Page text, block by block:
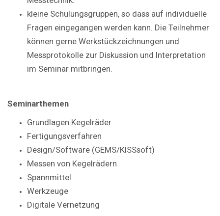
kleine Schulungsgruppen, so dass auf individuelle
Fragen eingegangen werden kann. Die Teilnehmer
können gerne Werkstückzeichnungen und
Messprotokolle zur Diskussion und Interpretation
im Seminar mitbringen.
Seminarthemen
Grundlagen Kegelräder
Fertigungsverfahren
Design/Software (GEMS/KISSsoft)
Messen von Kegelrädern
Spannmittel
Werkzeuge
Digitale Vernetzung